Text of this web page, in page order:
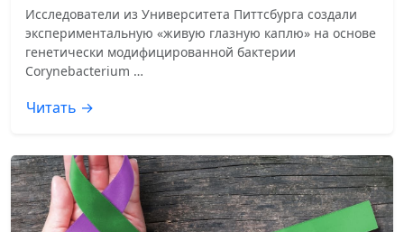
Исследователи из Университета Питтсбурга создали
экспериментальную «живую глазную каплю» на основе
генетически модифицированной бактерии
Corynebacterium …
Читать →